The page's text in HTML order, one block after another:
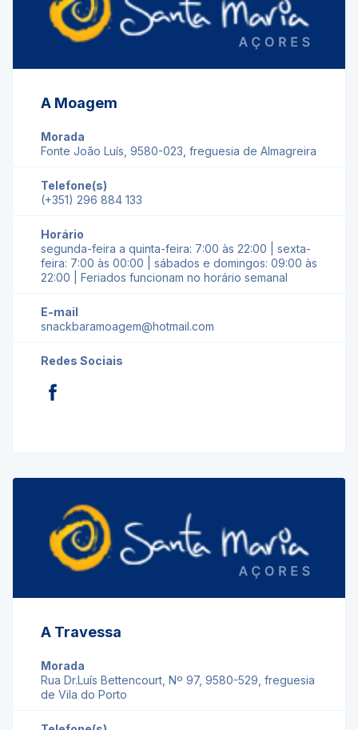
A Moagem
Morada
Fonte João Luís, 9580-023, freguesia de Almagreira
Telefone(s)
(+351) 296 884 133
Horário
segunda-feira a quinta-feira: 7:00 às 22:00 | sexta-
feira: 7:00 às 00:00 | sábados e domingos: 09:00 às
22:00 | Feriados funcionam no horário semanal
E-mail
snackbaramoagem@hotmail.com
Redes Sociais
A Travessa
Morada
Rua Dr.Luís Bettencourt, Nº 97, 9580-529, freguesia
de Vila do Porto